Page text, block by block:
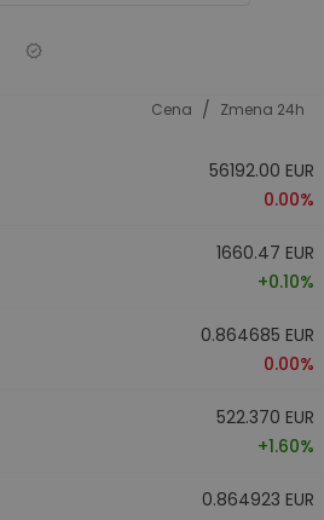
Cena / Zmena 24h
56192.00 EUR
0.00%
1660.47 EUR
+0.10%
0.864685 EUR
0.00%
522.370 EUR
+1.60%
0.864923 EUR